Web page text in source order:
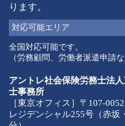
ります。
対応可能エリア
全国対応可能です。
（労務顧問、労働者派遣申請な
アントレ社会保険労務士法
士事務所
［東京オフィス］〒107-
レジデンシャル255号（赤坂